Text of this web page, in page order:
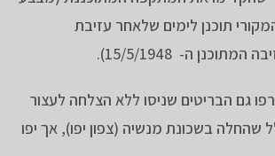
תוכנן לימים שלאחר עזיבת
ה- 15/5/1948).
גם הבריטים שניסו ללא הצלחה לעצור
בשכונת מנשיה (צפון יפו), אך יפו